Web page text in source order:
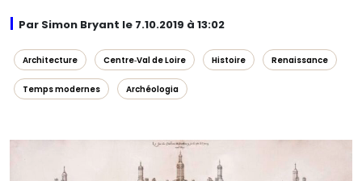
Par Simon Bryant le 7.10.2019 à 13:02
Architecture Centre‑Val de Loire Histoire Renaissance
Temps modernes Archéologia